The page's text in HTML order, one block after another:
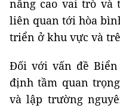
nâng cao vai trò và
liên quan tới hòa
triển ở khu vực và
Đối với vấn đề
định tầm quan
và lập trường